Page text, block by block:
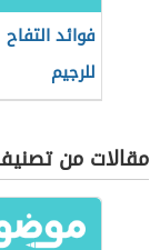
فوائد التفاح
للرجيم
مقالات من